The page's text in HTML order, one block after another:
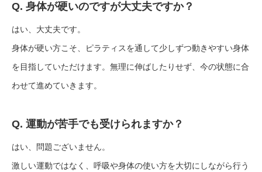
Q. 身体が硬いのですが大丈夫ですか？
はい、大丈夫です。
身体が硬い方こそ、ピラティスを通して少しずつ動きやすい身体
を目指していただけます。無理に伸ばしたりせず、今の状態に合
わせて進めていきます。
Q. 運動が苦手でも受けられますか？
はい、問題ございません。
激しい運動ではなく、呼吸や身体の使い方を大切にしながら行う